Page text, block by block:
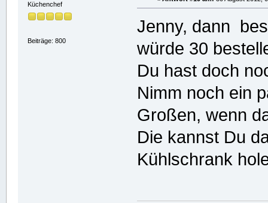
Küchenchef
Beiträge: 800
Jenny, dann
würde 30
Du hast doch
Nimm noch ein
Großen, wenn
Die kannst Du
Kühlschrank